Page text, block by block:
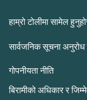
हाम्रो टोलीमा सामेल
सार्वजनिक सूचना अनुरोध
गोपनीयता नीति
बिरामीको अधिकार र